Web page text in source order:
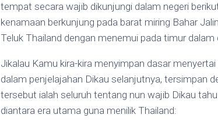
tempat secara wajib dikunjungi dalam negeri
kenamaan berkunjung pada barat miring Bahar
Teluk Thailand dengan menemui pada timur
Jikalau Kamu kira-kira menyimpan dasar
dalam penjelajahan Dikau selanjutnya, tersimpan
tersebut ialah seluruh tentang nun wajib Dikau
diantara era utama guna menilik Thailand: